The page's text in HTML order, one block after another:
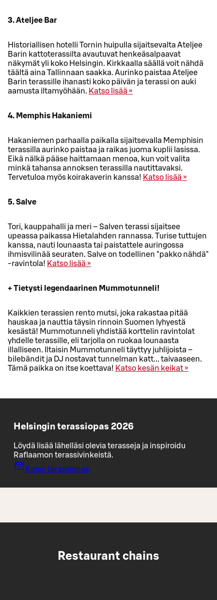
3. Ateljee Bar
Historiallisen hotelli Tornin huipulla sijaitsevalta Ateljee
Barin kattoterassilta avautuvat henkeäsalpaavat
näkymät yli koko Helsingin. Kirkkaalla säällä voit nähdä
täältä aina Tallinnaan saakka. Aurinko paistaa Ateljee
Barin terassille ihanasti koko päivän ja terassi on auki
aamusta iltamyöhään. Katso lisää »
4. Memphis Hakaniemi
Hakaniemen parhaalla paikalla sijaitsevalla Memphisin
terassilla aurinko paistaa ja raikas juoma kuplii lasissa.
Eikä nälkä pääse haittamaan menoa, kun voit valita
minkä tahansa annoksen terassilla nautittavaksi.
Tervetuloa myös koirakaverin kanssa! Katso lisää »
5. Salve
Tori, kauppahalli ja meri – Salven terassi sijaitsee
upeassa paikassa Hietalahden rannassa. Turise tuttujen
kanssa, nauti lounaasta tai paistattele auringossa
ihmisvilinää seuraten. Salve on todellinen "pakko nähdä"
-ravintola! Katso lisää »
+ Tietysti legendaarinen Mummotunneli!
Kaikkien terassien rento mutsi, joka rakastaa pitää
hauskaa ja nauttia täysin rinnoin Suomen lyhyestä
kesästä! Mummotunneli yhdistää korttelin ravintolat
yhdelle terassille, eli tarjolla on ruokaa lounaasta
illalliseen. Iltaisin Mummotunneli täyttyy juhlijoista –
bilebändit ja DJ nostavat tunnelman katt... taivaaseen.
Tämä paikka on itse koettava! Katso kesän keikat »
Helsingin terassiopas 2026
Löydä lisää lähelläsi olevia terasseja ja inspiroidu
Raflaamon terassivinkeistä.
Katso terassiopas
Restaurant chains